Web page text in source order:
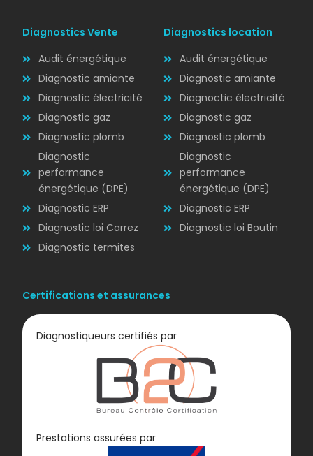
Diagnostic
ÉLECTRICITÉ
Diagnostic
Diagnostics Vente
Audit énergétique
Diagnostic amiante
Diagnostic électricité
Diagnostic gaz
Diagnostic plomb
Diagnostic
performance
énergétique (DPE)
Diagnostic ERP
Diagnostic loi Carrez
Diagnostic termites
Diagnostics location
Audit énergétique
Diagnostic amiante
Diagnoctic électricité
Diagnostic gaz
Diagnostic plomb
Diagnostic
performance
énergétique (DPE)
Diagnostic ERP
Diagnostic loi Boutin
Certifications et assurances
Diagnostiqueurs certifiés par
Prestations assurées par